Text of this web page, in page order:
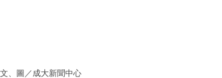
文、圖／成大新聞中心